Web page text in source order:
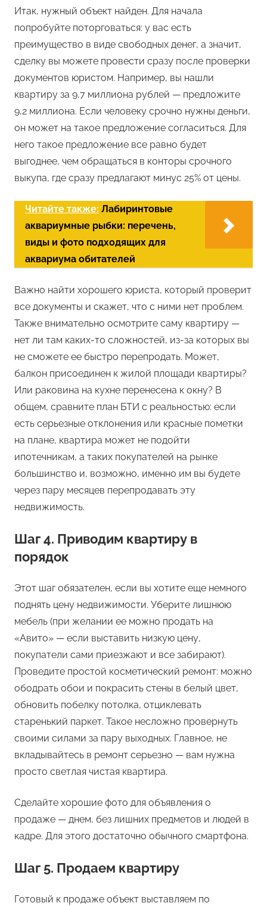
Итак, нужный объект найден. Для начала
попробуйте поторговаться: у вас есть
преимущество в виде свободных денег, а значит,
сделку вы можете провести сразу после проверки
документов юристом. Например, вы нашли
квартиру за 9,7 миллиона рублей — предложите
9,2 миллиона. Если человеку срочно нужны деньги,
он может на такое предложение согласиться. Для
него такое предложение все равно будет
выгоднее, чем обращаться в конторы срочного
выкупа, где сразу предлагают минус 25% от цены.
Читайте также: Лабиринтовые
аквариумные рыбки: перечень,
виды и фото подходящих для
аквариума обитателей
Важно найти хорошего юриста, который проверит
все документы и скажет, что с ними нет проблем.
Также внимательно осмотрите саму квартиру —
нет ли там каких-то сложностей, из-за которых вы
не сможете ее быстро перепродать. Может,
балкон присоединен к жилой площади квартиры?
Или раковина на кухне перенесена к окну? В
общем, сравните план БТИ с реальностью: если
есть серьезные отклонения или красные пометки
на плане, квартира может не подойти
ипотечникам, а таких покупателей на рынке
большинство и, возможно, именно им вы будете
через пару месяцев перепродавать эту
недвижимость.
Шаг 4. Приводим квартиру в
порядок
Этот шаг обязателен, если вы хотите еще немного
поднять цену недвижимости. Уберите лишнюю
мебель (при желании ее можно продать на
«Авито» — если выставить низкую цену,
покупатели сами приезжают и все забирают).
Проведите простой косметический ремонт: можно
ободрать обои и покрасить стены в белый цвет,
обновить побелку потолка, отциклевать
старенький паркет. Такое несложно провернуть
своими силами за пару выходных. Главное, не
вкладывайтесь в ремонт серьезно — вам нужна
просто светлая чистая квартира.
Сделайте хорошие фото для объявления о
продаже — днем, без лишних предметов и людей в
кадре. Для этого достаточно обычного смартфона.
Шаг 5. Продаем квартиру
Готовый к продаже объект выставляем по